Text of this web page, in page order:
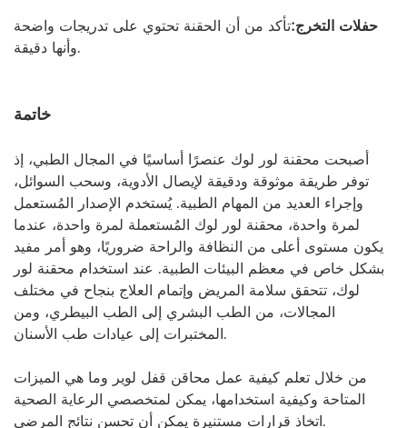
حفلات التخرج:تأكد من أن الحقنة تحتوي على تدريجات ​​واضحة
وأنها دقيقة.
خاتمة
أصبحت محقنة لور لوك عنصرًا أساسيًا في المجال الطبي، إذ
توفر طريقة موثوقة ودقيقة لإيصال الأدوية، وسحب السوائل،
وإجراء العديد من المهام الطبية. يُستخدم الإصدار المُستعمل
لمرة واحدة، محقنة لور لوك المُستعملة لمرة واحدة، عندما
يكون مستوى أعلى من النظافة والراحة ضروريًا، وهو أمر مفيد
بشكل خاص في معظم البيئات الطبية. عند استخدام محقنة لور
لوك، تتحقق سلامة المريض وإتمام العلاج بنجاح في مختلف
المجالات، من الطب البشري إلى الطب البيطري، ومن
المختبرات إلى عيادات طب الأسنان.
من خلال تعلم كيفية عمل محاقن قفل لوير وما هي الميزات
المتاحة وكيفية استخدامها، يمكن لمتخصصي الرعاية الصحية
اتخاذ قرارات مستنيرة يمكن أن تحسن نتائج المرضى.